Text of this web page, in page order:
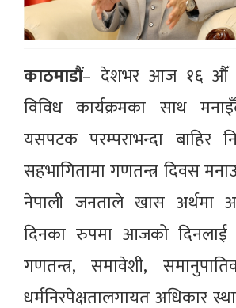
काठमाडौं– देशभर आज १६ औँ
विविध कार्यक्रमका साथ
यसपटक परम्पराभन्दा बाहिर
सहभागितामा गणतन्त्र दिवस
नेपाली जनताले खास अर्थमा
दिनका रुपमा आजको दिनलाई
गणतन्त्र, समावेशी,
धर्मनिरपेक्षतालगायत अधिकार